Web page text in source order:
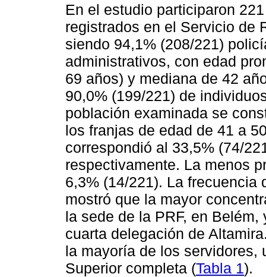
En el estudio participaron
registrados en el Servicio de
siendo 94,1% (208/221)
administrativos, con edad
69 años) y mediana de 42
90,0% (199/221) de
población examinada se
los franjas de edad de 41 a
correspondió al 33,5% (74/
respectivamente. La menos
6,3% (14/221). La frecuencia
mostró que la mayor
la sede de la PRF, en
cuarta delegación de
la mayoría de los servidores,
Superior completa (Tabla 1).